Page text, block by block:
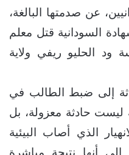
عن صدمتها البالغة،
السودانية قتل معلم
ود الحليو ريفي ولاية
إلى ضبط الطالب في
حادثة معزولة، بل
الذي أصاب البيئية